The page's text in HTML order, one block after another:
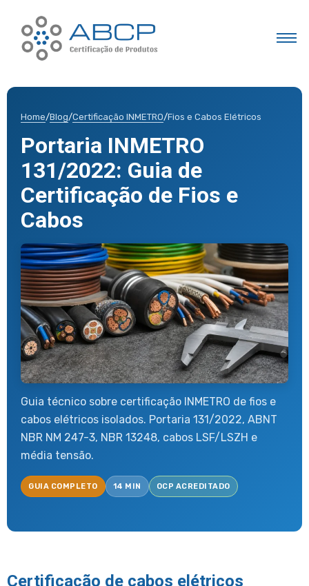
Home/Blog/Certificação INMETRO/Fios e Cabos Elétricos
Portaria INMETRO
131/2022: Guia de
Certificação de Fios e
Cabos
Guia técnico sobre certificação INMETRO de fios e
cabos elétricos isolados. Portaria 131/2022, ABNT
NBR NM 247-3, NBR 13248, cabos LSF/LSZH e
média tensão.
GUIA COMPLETO 14 MIN OCP ACREDITADO
Certificação de cabos elétricos